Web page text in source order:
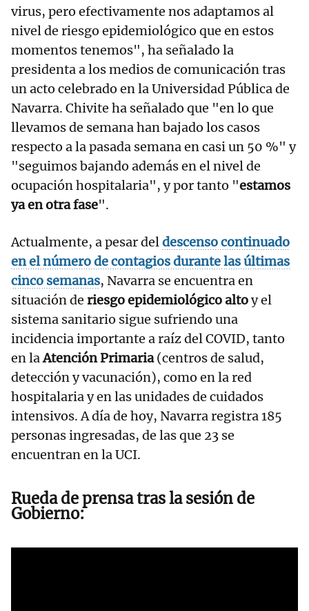
virus, pero efectivamente nos adaptamos al
nivel de riesgo epidemiológico que en estos
momentos tenemos", ha señalado la
presidenta a los medios de comunicación tras
un acto celebrado en la Universidad Pública de
Navarra. Chivite ha señalado que "en lo que
llevamos de semana han bajado los casos
respecto a la pasada semana en casi un 50 %" y
"seguimos bajando además en el nivel de
ocupación hospitalaria", y por tanto "estamos
ya en otra fase".
Actualmente, a pesar deldescenso continuado
en el número de contagios durante las últimas
cinco semanas, Navarra se encuentra en
situación de riesgo epidemiológico altoy el
sistema sanitario sigue sufriendo una
incidencia importante a raíz del COVID, tanto
en laAtención Primaria(centros de salud,
detección y vacunación), como en la red
hospitalaria y en las unidades de cuidados
intensivos. A día de hoy, Navarra registra 185
personas ingresadas, de las que 23 se
encuentran en la UCI.
Rueda de prensa tras la sesión de
Gobierno: